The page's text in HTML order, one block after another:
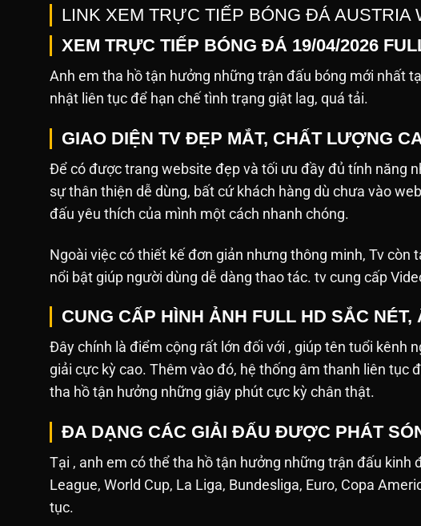
LINK XEM TRỰC TIẾP BÓNG ĐÁ
XEM TRỰC TIẾP BÓNG ĐÁ 19/04/2026
Anh em tha hồ tận hưởng những trận đấu bóng mới nhất
nhật liên tục để hạn chế tình trạng giật lag, quá tải.
GIAO DIỆN TV ĐẸP MẮT, CHẤT LƯỢNG
Để có được trang website đẹp và tối ưu đầy đủ tính năng
sự thân thiện dễ dùng, bất cứ khách hàng dù chưa vào
đấu yêu thích của mình một cách nhanh chóng.
Ngoài việc có thiết kế đơn giản nhưng thông minh, Tv
nổi bật giúp người dùng dễ dàng thao tác. tv cung cấp
CUNG CẤP HÌNH ẢNH FULL HD SẮC
Đây chính là điểm cộng rất lớn đối với , giúp tên tuổi kênh
giải cực kỳ cao. Thêm vào đó, hệ thống âm thanh liên
tha hồ tận hưởng những giây phút cực kỳ chân thật.
ĐA DẠNG CÁC GIẢI ĐẤU ĐƯỢC PHÁT
Tại , anh em có thể tha hồ tận hưởng những trận đấu
League, World Cup, La Liga, Bundesliga, Euro, Copa
tục.